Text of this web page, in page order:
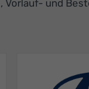
Vorlauf- und